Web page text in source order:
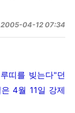
2005-04-12 07:34
띠를 빚는다"던
4월 11일 강제